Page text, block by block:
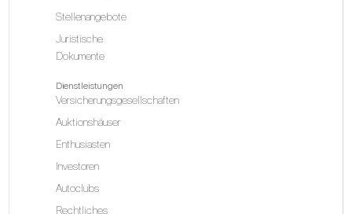
Stellenangebote
Juristische
Dokumente
Dienstleistungen
Versicherungsgesellschaften
Auktionshäuser
Enthusiasten
Investoren
Autoclubs
Rechtliches